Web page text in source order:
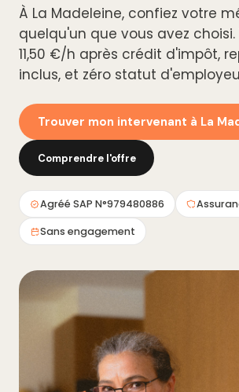
À La Madeleine, confiez votre
quelqu'un que vous avez
11,50 €/h après crédit d'impôt,
inclus, et zéro statut
Trouver mon intervenant à La
Comprendre l'offre
Agréé SAP N°979480886
Sans engagement